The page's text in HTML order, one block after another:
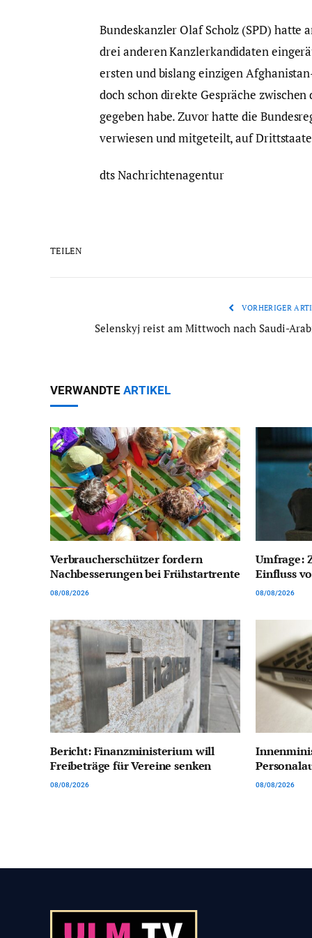
Bundeskanzler Olaf Scholz (SPD) hatte
drei anderen Kanzlerkandidaten
ersten und bislang einzigen
doch schon direkte Gespräche
gegeben habe. Zuvor hatte die
verwiesen und mitgeteilt, auf
dts Nachrichtenagentur
TEILEN
VORHERIGER
Selenskyj reist am Mittwoch nach Saudi-
VERWANDTE ARTIKEL
Verbraucherschützer fordern
Nachbesserungen bei Frühstartrente
08/08/2026
Umfrage:
Einfluss
08/08/2026
Bericht: Finanzministerium will
Freibeträge für Vereine senken
08/08/2026 08/08/2026